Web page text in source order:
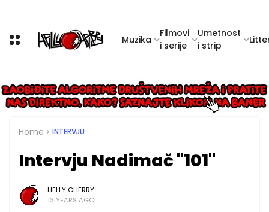
Muzika
Filmovi
i serije
Umetnost
i strip
Home INTERVJU
Intervju Nadimač "101"
HELLY CHERRY
13 YEARS AGO